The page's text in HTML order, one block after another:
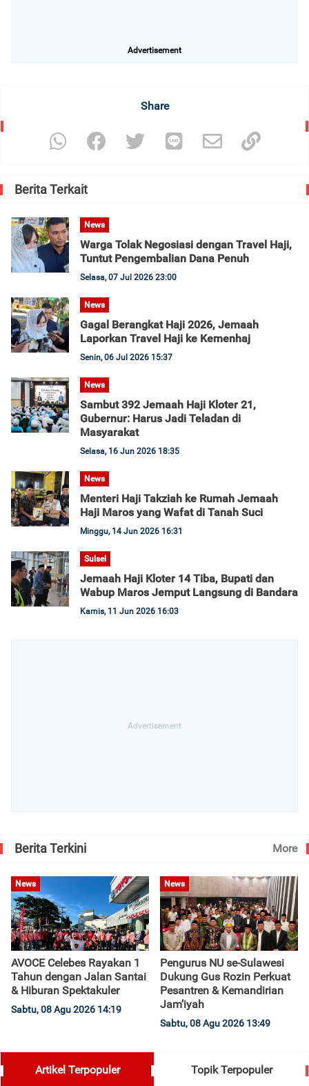
Advertisement
Share
Berita Terkait
News
Warga Tolak Negosiasi dengan Travel Haji,
Tuntut Pengembalian Dana Penuh
Selasa, 07 Jul 2026 23:00
News
Gagal Berangkat Haji 2026, Jemaah
Laporkan Travel Haji ke Kemenhaj
Senin, 06 Jul 2026 15:37
News
Sambut 392 Jemaah Haji Kloter 21,
Gubernur: Harus Jadi Teladan di
Masyarakat
Selasa, 16 Jun 2026 18:35
News
Menteri Haji Takziah ke Rumah Jemaah
Haji Maros yang Wafat di Tanah Suci
Minggu, 14 Jun 2026 16:31
Sulsel
Jemaah Haji Kloter 14 Tiba, Bupati dan
Wabup Maros Jemput Langsung di Bandara
Kamis, 11 Jun 2026 16:03
Berita Terkini More
News
AVOCE Celebes Rayakan 1
Tahun dengan Jalan Santai
& Hiburan Spektakuler
Sabtu, 08 Agu 2026 14:19
News
Pengurus NU se-Sulawesi
Dukung Gus Rozin Perkuat
Pesantren & Kemandirian
Jam’iyah
Sabtu, 08 Agu 2026 13:49
Artikel Terpopuler Topik Terpopuler